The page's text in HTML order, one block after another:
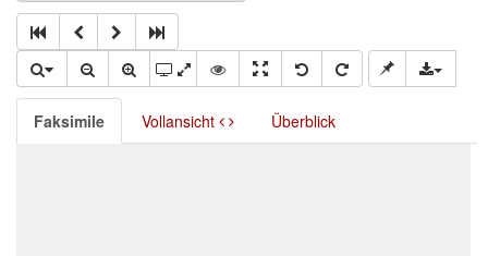
Faksimile Vollansicht Überblick